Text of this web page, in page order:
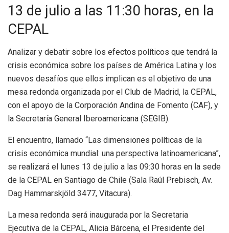
13 de julio a las 11:30 horas, en la
CEPAL
Analizar y debatir sobre los efectos políticos que tendrá la
crisis económica sobre los países de América Latina y los
nuevos desafíos que ellos implican es el objetivo de una
mesa redonda organizada por el Club de Madrid, la CEPAL,
con el apoyo de la Corporación Andina de Fomento (CAF), y
la Secretaría General Iberoamericana (SEGIB).
El encuentro, llamado “Las dimensiones políticas de la
crisis económica mundial: una perspectiva latinoamericana”,
se realizará el lunes 13 de julio a las 09:30 horas en la sede
de la CEPAL en Santiago de Chile (Sala Raúl Prebisch, Av.
Dag Hammarskjöld 3477, Vitacura).
La mesa redonda será inaugurada por la Secretaria
Ejecutiva de la CEPAL, Alicia Bárcena, el Presidente del